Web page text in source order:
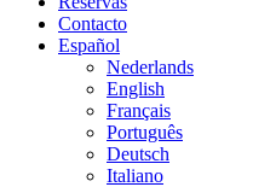
Contacto
Español
Nederlands
English
Français
Português
Deutsch
Italiano